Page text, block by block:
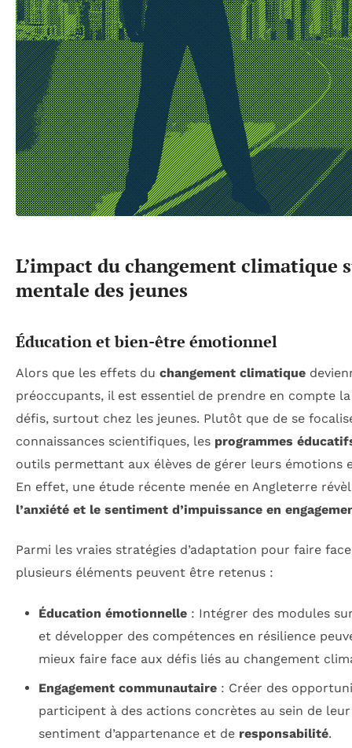
L’impact du changement climatique
mentale des jeunes
Éducation et bien-être émotionnel
Alors que les effets du changement climatique
préoccupants, il est essentiel de prendre en compte
défis, surtout chez les jeunes. Plutôt que de se
connaissances scientifiques, les programmes
outils permettant aux élèves de gérer leurs émotions
En effet, une étude récente menée en Angleterre
l’anxiété et le sentiment d’impuissance en
Parmi les vraies stratégies d’adaptation pour faire
plusieurs éléments peuvent être retenus :
Éducation émotionnelle: Intégrer des modules
et développer des compétences en résilience
mieux faire face aux défis liés au changement
Engagement communautaire: Créer des
participent à des actions concrètes au sein de
sentiment d’appartenance et de responsabilité.